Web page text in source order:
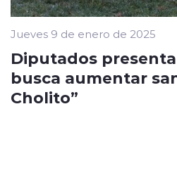
Jueves 9 de enero de 2025
Diputados
busca aumentar
Cholito”